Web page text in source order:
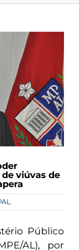
viúvas de
Público
AL), por